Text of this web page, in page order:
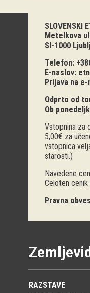
SLOVENSKI
Metelkova
SI-1000
Telefon:
E-naslov:
Prijava na e-
Odprto od
Ob
Vstopnina za
5,00€ za
vstopnica
starosti.)
Navedene
Celoten
Pravna
RAZSTAVE